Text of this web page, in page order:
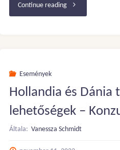
Continue reading"FREE
és
Norvégia:
Események
Hollandia és Dánia
lehetőségek –
Általa: Vanessza Schmidt